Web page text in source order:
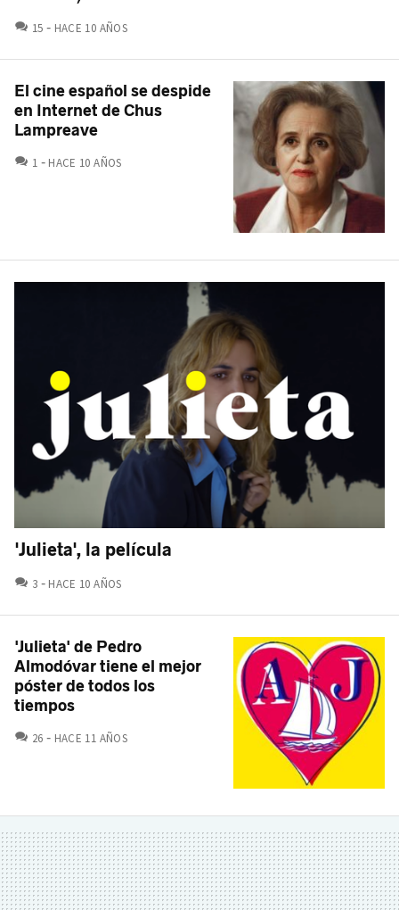
15 COMENTARIOS
HACE 10 AÑOS
El cine español se despide
en Internet de Chus
Lampreave
1 COMENTARIOS
HACE 10 AÑOS
'Julieta', la película
3 COMENTARIOS
HACE 10 AÑOS
'Julieta' de Pedro
Almodóvar tiene el mejor
póster de todos los
tiempos
26 COMENTARIOS
HACE 11 AÑOS